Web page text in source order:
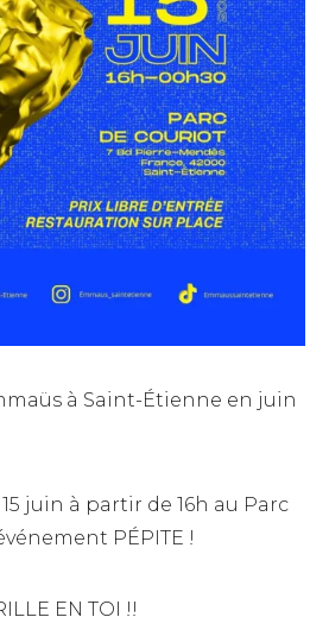
à Saint-Étienne en juin
juin à partir de 16h au Parc
PÉPITE !
EN TOI !!